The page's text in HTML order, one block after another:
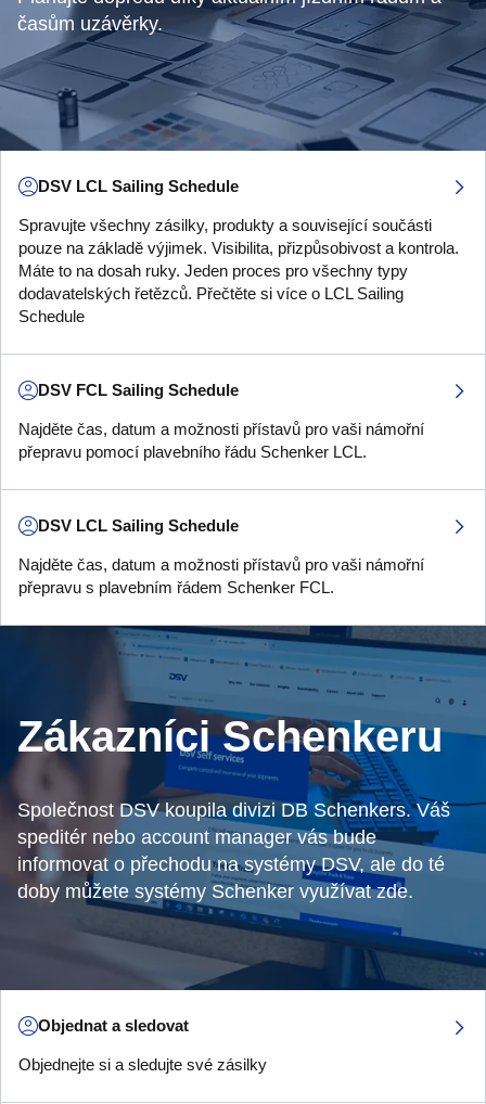
časům uzávěrky.
DSV LCL Sailing Schedule
Spravujte všechny zásilky, produkty a související součásti
pouze na základě výjimek. Visibilita, přizpůsobivost a kontrola.
Máte to na dosah ruky. Jeden proces pro všechny typy
dodavatelských řetězců. Přečtěte si více o LCL Sailing
Schedule
DSV FCL Sailing Schedule
Najděte čas, datum a možnosti přístavů pro vaši námořní
přepravu pomocí plavebního řádu Schenker LCL.
DSV LCL Sailing Schedule
Najděte čas, datum a možnosti přístavů pro vaši námořní
přepravu s plavebním řádem Schenker FCL.
Zákazníci Schenkeru
Společnost DSV koupila divizi DB Schenkers. Váš
speditér nebo account manager vás bude
informovat o přechodu na systémy DSV, ale do té
doby můžete systémy Schenker využívat zde.
Objednat a sledovat
Objednejte si a sledujte své zásilky